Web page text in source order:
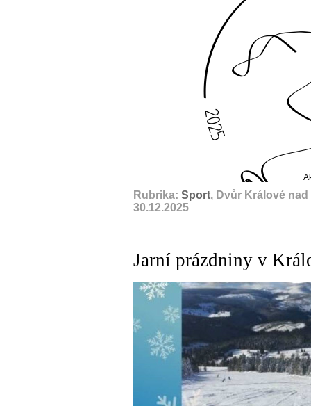
Rubrika: Sport, Dvůr Králové
30.12.2025
Jarní prázdniny v